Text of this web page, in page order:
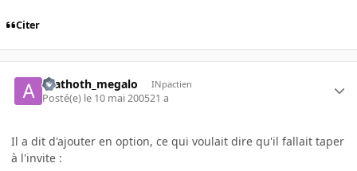
Citer
azathoth_megalo INpactien
Posté(e) le 10 mai 200521 a
Il a dit d'ajouter en option, ce qui voulait dire qu'il fallait taper
à l'invite :